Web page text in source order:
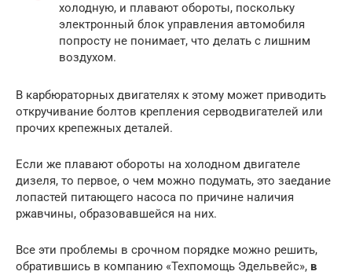
холодную, и плавают обороты, поскольку
электронный блок управления автомобиля
попросту не понимает, что делать с лишним
воздухом.
В карбюраторных двигателях к этому может приводить
откручивание болтов крепления серводвигателей или
прочих крепежных деталей.
Если же плавают обороты на холодном двигателе
дизеля, то первое, о чем можно подумать, это заедание
лопастей питающего насоса по причине наличия
ржавчины, образовавшейся на них.
Все эти проблемы в срочном порядке можно решить,
обратившись в компанию «Техпомощь Эдельвейс», в